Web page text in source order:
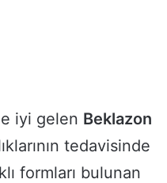
iyi gelen Beklazon
tedavisinde
formları bulunan